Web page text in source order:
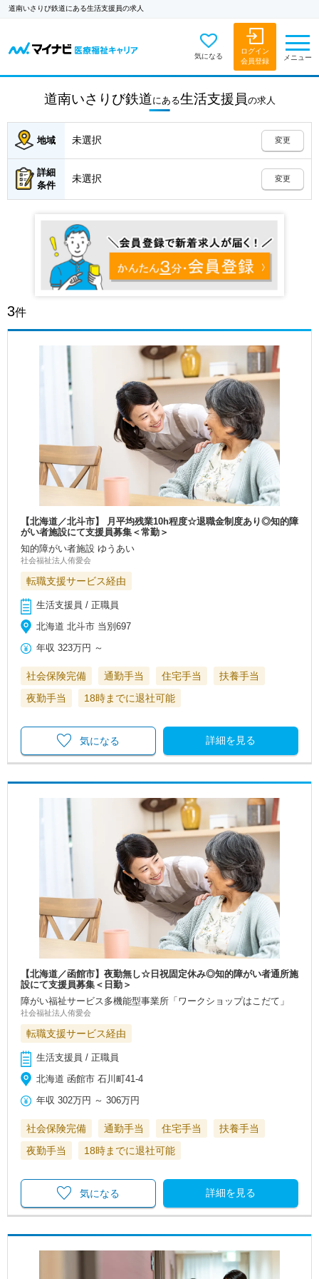
道南いさりび鉄道にある生活支援員の求人
気になる
ログイン
会員登録
メニュー
道南いさりび鉄道にある生活支援員の求人
地域 未選択 変更
詳細
条件
未選択 変更
3件
【北海道／北斗市】 月平均残業10h程度☆退職金制度あり◎知的障
がい者施設にて支援員募集＜常勤＞
知的障がい者施設 ゆうあい
社会福祉法人侑愛会
転職支援サービス経由
生活支援員 / 正職員
北海道 北斗市 当別697
年収 323万円 ～
社会保険完備 通勤手当 住宅手当
扶養手当
夜勤手当
18時までに退社可能
詳細を見る
気になる
【北海道／函館市】夜勤無し☆日祝固定休み◎知的障がい者通所施
設にて支援員募集＜日勤＞
障がい福祉サービス多機能型事業所「ワークショップはこだて」
社会福祉法人侑愛会
転職支援サービス経由
生活支援員 / 正職員
北海道 函館市 石川町41-4
年収 302万円 ～306万円
社会保険完備 通勤手当 住宅手当
扶養手当
夜勤手当
18時までに退社可能
詳細を見る
気になる